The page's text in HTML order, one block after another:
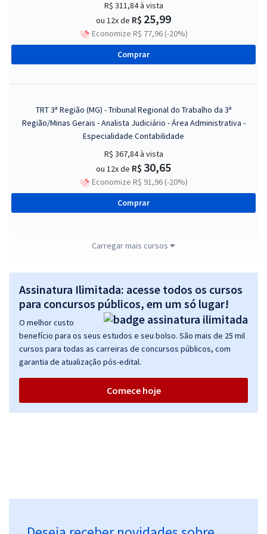
R$ 311,84à vista
ou 12x de R$ 25,99
Economize R$ 77,96 (-20%)
Comprar
TRT 3ª Região (MG) - Tribunal Regional do Trabalho da 3ª
Região/Minas Gerais - Analista Judiciário - Área Administrativa -
Especialidade Contabilidade
R$ 367,84à vista
ou 12x de R$ 30,65
Economize R$ 91,96 (-20%)
Comprar
Analista Judiciário - Área Judiciária
R$ 632,64à vista
ou 12x deR$ 52,72
Economize R$ 158,16 (-20%)
Comprar
TRT 3ª Região (MG) - Tribunal Regional do Trabalho da 3ª Região -
Analista Judiciário – Área Judiciária – Especialidade Oficial de
Carregar mais cursos
Assinatura Ilimitada: acesse todos os cursos
para concursos públicos, em um só lugar!
O melhor custo
benefício para os seus estudos e seu bolso. São mais de 25 mil
cursos para todas as carreiras de concursos públicos, com
garantia de atualização pós-edital.
Comece hoje